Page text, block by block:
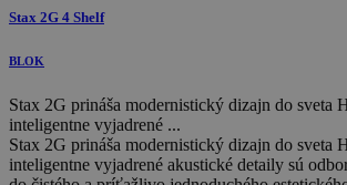
Stax 2G 4 Shelf
BLOK
Stax 2G prináša modernistický dizajn do sveta
inteligentne vyjadrené ...
Stax 2G prináša modernistický dizajn do sveta
inteligentne vyjadrené akustické detaily sú